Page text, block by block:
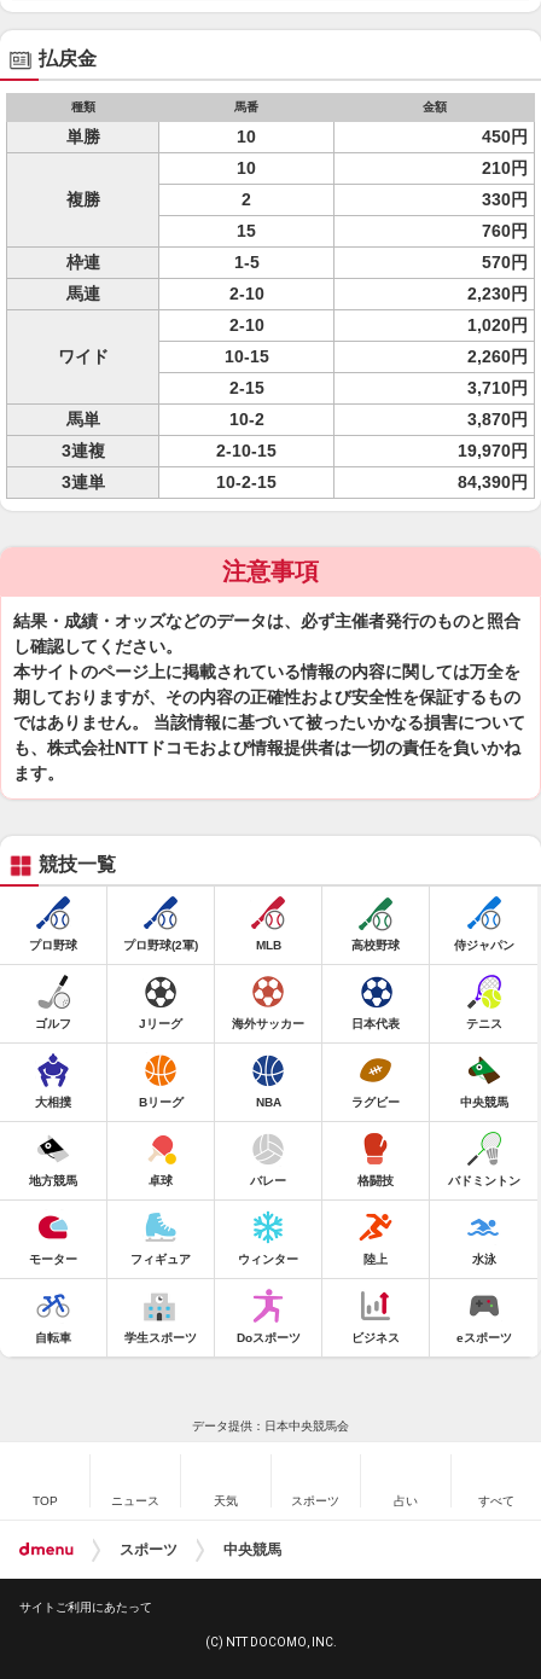
払戻金
種類 馬番 金額
単勝 10 450円
複勝
10
210円
2
330円
15
760円
枠連
1-5
570円
馬連
2-10 2,230円
ワイド
2-10
1,020円
10-15
2,260円
2-15
3,710円
馬単
10-2
3,870円
3連複
2-10-15
19,970円
3連単
10-2-15 84,390円
注意事項
結果・成績・オッズなどのデータは、必ず主催者発行のものと照合
し確認してください。
本サイトのページ上に掲載されている情報の内容に関しては万全を
期しておりますが、その内容の正確性および安全性を保証するもの
ではありません。 当該情報に基づいて被ったいかなる損害について
も、株式会社NTTドコモおよび情報提供者は一切の責任を負いかね
ます。
競技一覧
プロ野球 プロ野球(2軍) MLB 高校野球 侍ジャパン
ゴルフ Jリーグ 海外サッカー 日本代表 テニス
大相撲 Bリーグ NBA ラグビー 中央競馬
地方競馬 卓球 バレー 格闘技 バドミントン
モーター フィギュア ウィンター 陸上 水泳
自転車 学生スポーツ Doスポーツ ビジネス eスポーツ
データ提供：日本中央競馬会
TOP ニュース 天気 スポーツ 占い すべて
スポーツ 中央競馬
サイトご利用にあたって
(C) NTT DOCOMO, INC.